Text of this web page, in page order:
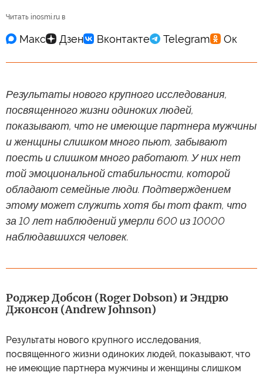
Читать inosmi.ru в
Результаты нового крупного исследования,
посвященного жизни одиноких людей,
показывают, что не имеющие партнера мужчины
и женщины слишком много пьют, забывают
поесть и слишком много работают. У них нет
той эмоциональной стабильности, которой
обладают семейные люди. Подтверждением
этому может служить хотя бы тот факт, что
за 10 лет наблюдений умерли 600 из 10000
наблюдавшихся человек.
Роджер Добсон (Roger Dobson) и Эндрю
Джонсон (Andrew Johnson)
Результаты нового крупного исследования,
посвященного жизни одиноких людей, показывают, что
не имеющие партнера мужчины и женщины слишком